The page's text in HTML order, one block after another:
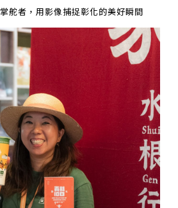
舵者，用影像捕捉彰化的美好瞬間